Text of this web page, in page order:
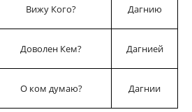
Вижу Кого? Дагнию
Доволен Кем? Дагнией
О ком думаю? Дагнии